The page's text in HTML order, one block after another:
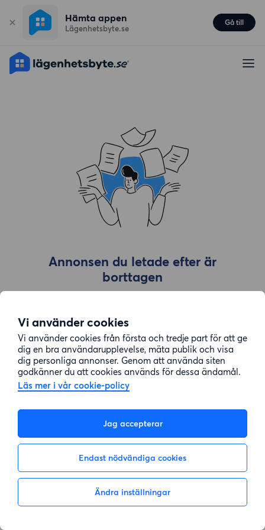
Vi använder cookies
Vi använder cookies från första och tredje part för att ge
dig en bra användarupplevelse, mäta publik och visa
dig personliga annonser. Genom att använda siten
godkänner du att cookies används för dessa ändamål.
Läs mer i vår cookie-policy
Jag accepterar
Endast nödvändiga cookies
Ändra inställningar
Hämta appen
Lägenhetsbyte.se
Gå till
Annonsen du letade efter är
borttagen
Gå till sök